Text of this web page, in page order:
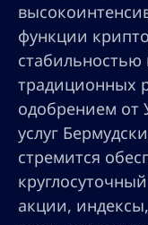
функции
традиционных
одобрением от
услуг
стремится
акции,